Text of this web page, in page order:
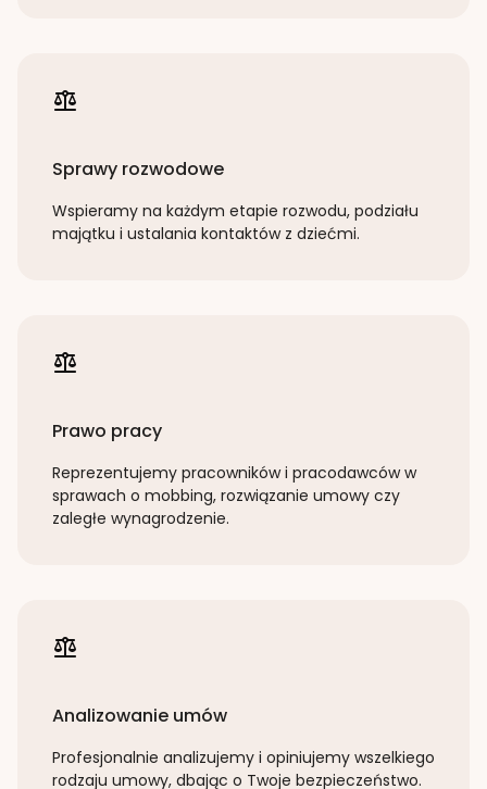
Sprawy rozwodowe
Wspieramy na każdym etapie rozwodu, podziału
majątku i ustalania kontaktów z dziećmi.
Prawo pracy
Reprezentujemy pracowników i pracodawców w
sprawach o mobbing, rozwiązanie umowy czy
zaległe wynagrodzenie.
Analizowanie umów
Profesjonalnie analizujemy i opiniujemy wszelkiego
rodzaju umowy, dbając o Twoje bezpieczeństwo.